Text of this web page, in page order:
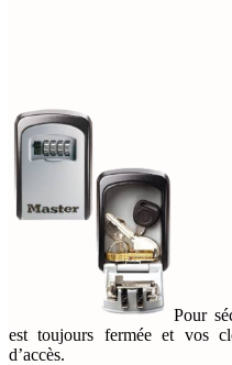
Pour
est toujours fermée et vos
d’accès.